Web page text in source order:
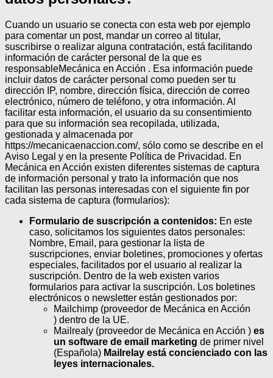
Cuando un usuario se conecta con esta web por ejemplo
para comentar un post, mandar un correo al titular,
suscribirse o realizar alguna contratación, está facilitando
información de carácter personal de la que es
responsableMecánica en Acción . Esa información puede
incluir datos de carácter personal como pueden ser tu
dirección IP, nombre, dirección física, dirección de correo
electrónico, número de teléfono, y otra información. Al
facilitar esta información, el usuario da su consentimiento
para que su información sea recopilada, utilizada,
gestionada y almacenada por
https://mecanicaenaccion.com/, sólo como se describe en el
Aviso Legal y en la presente Política de Privacidad. En
Mecánica en Acción existen diferentes sistemas de captura
de información personal y trato la información que nos
facilitan las personas interesadas con el siguiente fin por
cada sistema de captura (formularios):
Formulario de suscripción a contenidos: En este
caso, solicitamos los siguientes datos personales:
Nombre, Email, para gestionar la lista de
suscripciones, enviar boletines, promociones y ofertas
especiales, facilitados por el usuario al realizar la
suscripción. Dentro de la web existen varios
formularios para activar la suscripción. Los boletines
electrónicos o newsletter están gestionados por:
Mailchimp (proveedor de Mecánica en Acción
) dentro de la UE.
Mailrealy (proveedor de Mecánica en Acción ) es
un software de email marketing de primer nivel
(Española) Mailrelay está concienciado con las
leyes internacionales.